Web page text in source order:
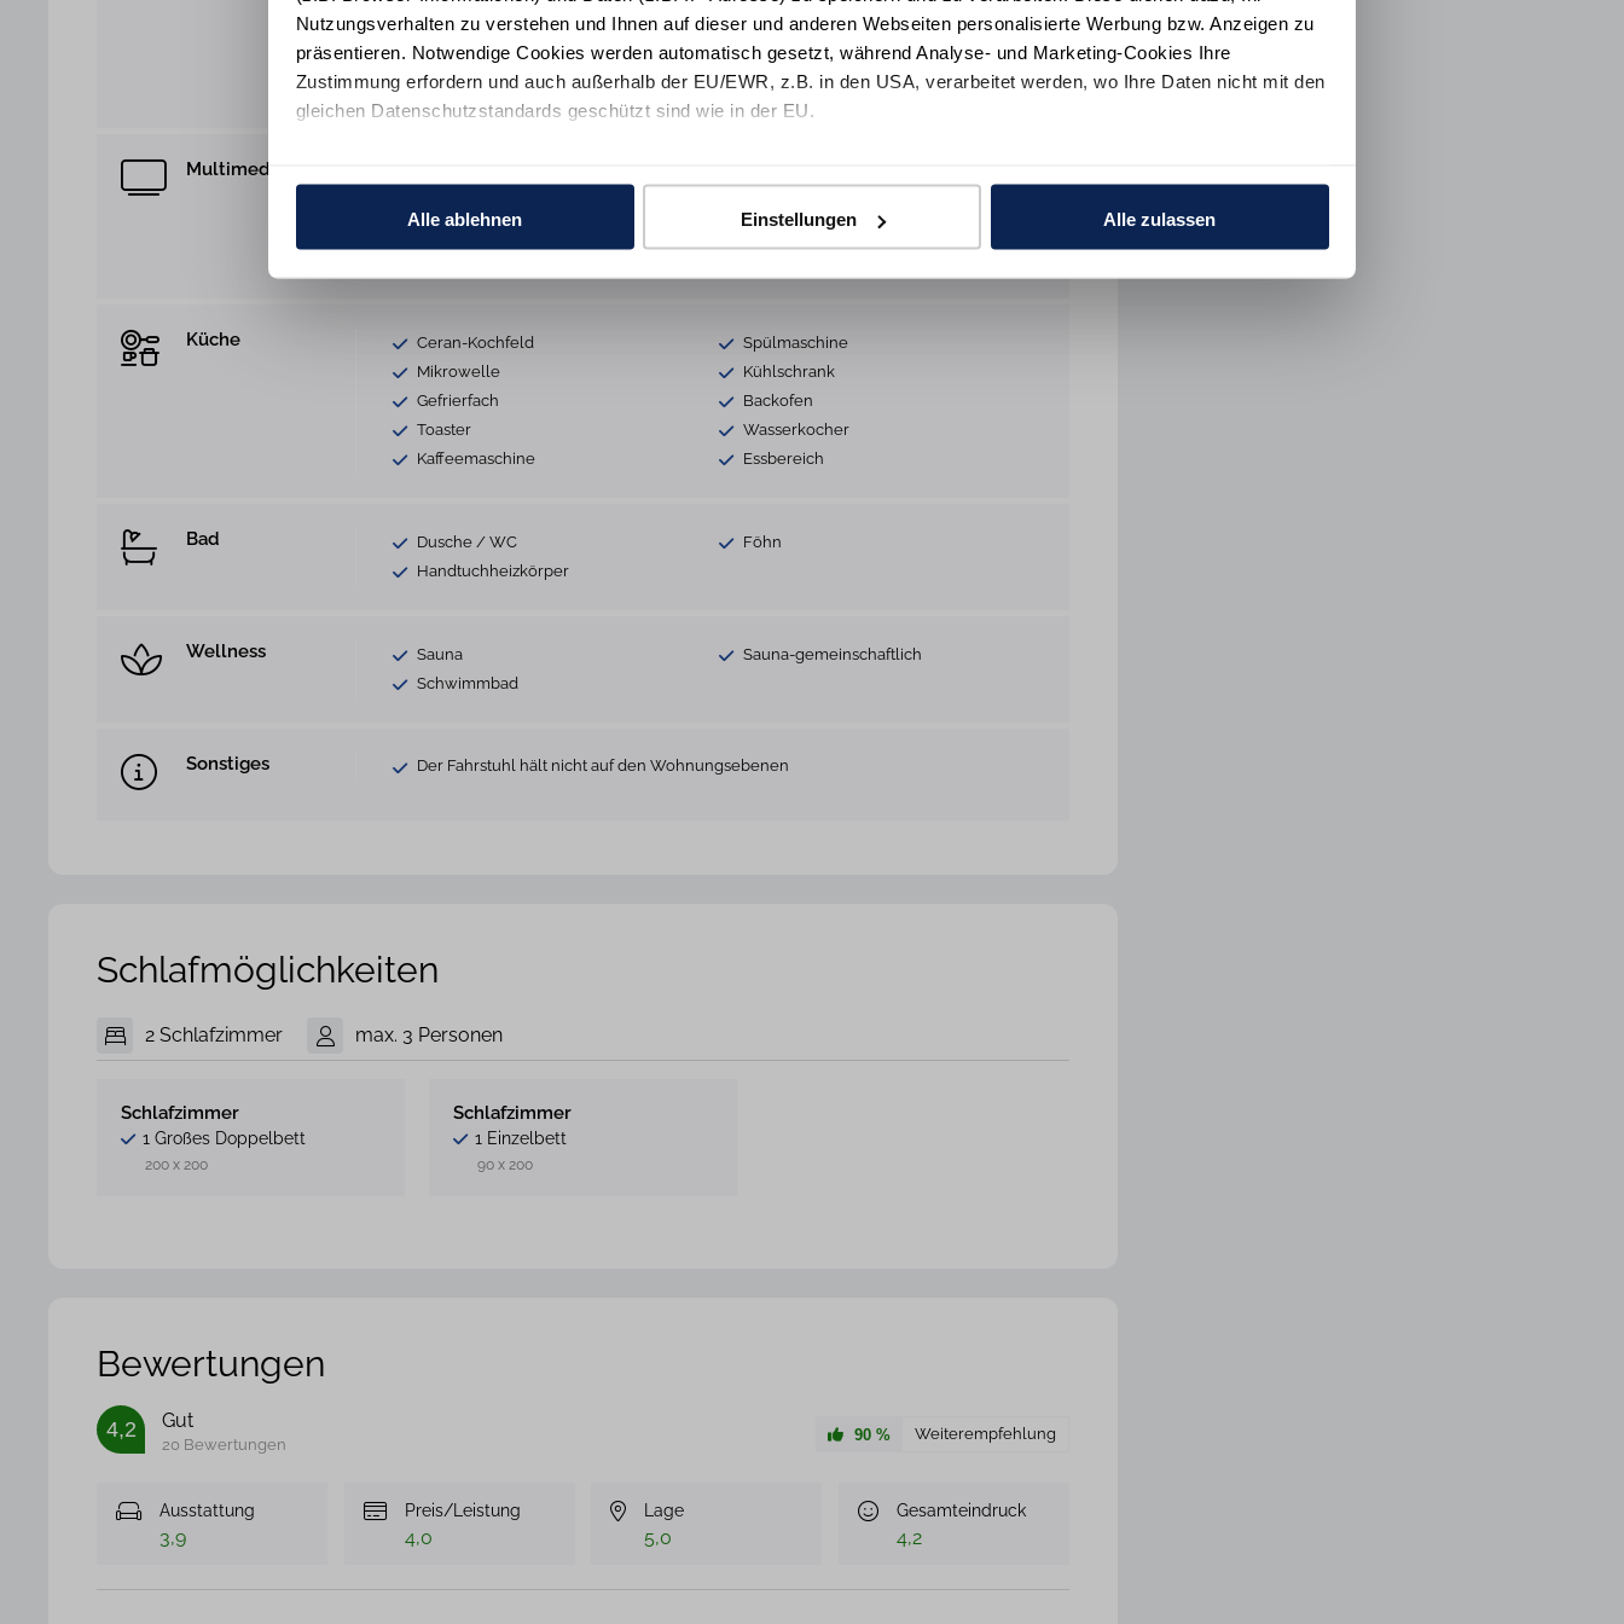
Nutzungsverhalten zu verstehen und Ihnen auf dieser und anderen Webseiten personalisierte Werbung bzw. Anzeigen zu
präsentieren. Notwendige Cookies werden automatisch gesetzt, während Analyse- und Marketing-Cookies Ihre
Zustimmung erfordern und auch außerhalb der EU/EWR, z.B. in den USA, verarbeitet werden, wo Ihre Daten nicht mit den
gleichen Datenschutzstandards geschützt sind wie in der EU.
Alle ablehnen
Einstellungen Alle zulassen
Bügeleisen
Sonnenschutz
Reinigungsutensilien
Staubsauger
Rauchmelder
Multimedia
HiFi-Anlage
DVD-Player
Küche Ceran-Kochfeld
Spülmaschine
Mikrowelle
Kühlschrank
Gefrierfach
Backofen
Toaster
Wasserkocher
Kaffeemaschine
Essbereich
Bad Dusche / WC
Föhn
Handtuchheizkörper
Wellness Sauna
Sauna-gemeinschaftlich
Schwimmbad
Sonstiges Der Fahrstuhl hält nicht auf den Wohnungsebenen
Schlafmöglichkeiten
2 Schlafzimmer max. 3 Personen
Schlafzimmer
1 Großes Doppelbett
200 x 200
Schlafzimmer
1 Einzelbett
90 x 200
Bewertungen
90 % Weiterempfehlung
4,2 Gut
20 Bewertungen
Ausstattung
3,9
Preis/Leistung
4,0
Lage
5,0
Gesamteindruck
4,2